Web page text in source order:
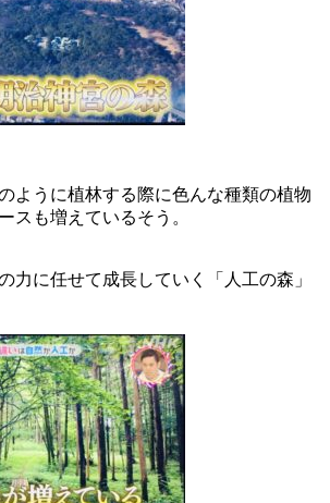
ように植林する際に色んな種類の植物
スも増えているそう。
力に任せて成長していく「人工の森」